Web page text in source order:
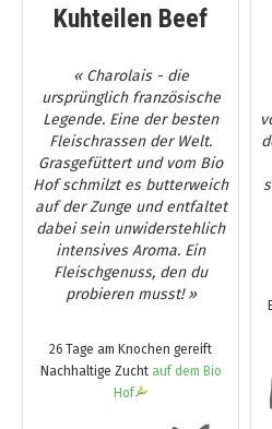
Kuhteilen Beef
« Charolais - die
ursprünglich französische
Legende. Eine der besten
Fleischrassen der Welt.
Grasgefüttert und vom Bio
Hof schmilzt es butterweich
auf der Zunge und entfaltet
dabei sein unwiderstehlich
intensives Aroma. Ein
Fleischgenuss, den du
probieren musst! »
26 Tage am Knochen gereift
Nachhaltige Zucht auf dem Bio
Hof